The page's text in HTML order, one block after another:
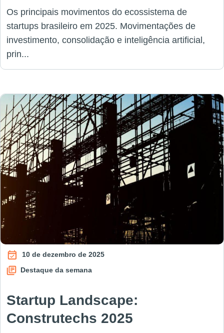
Os principais movimentos do ecossistema de
startups brasileiro em 2025. Movimentações de
investimento, consolidação e inteligência artificial,
prin...
10 de dezembro de 2025
Destaque da semana
Startup Landscape:
Construtechs 2025